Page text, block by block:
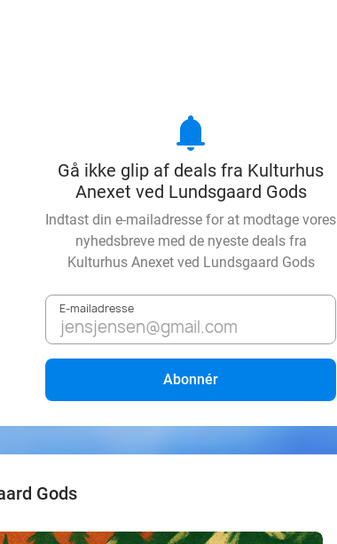
notifications
Gå ikke glip af deals fra Kulturhus
Anexet ved Lundsgaard Gods
Indtast din e-mailadresse for at modtage vores
nyhedsbreve med de nyeste deals fra
Kulturhus Anexet ved Lundsgaard Gods
E-mailadresse
Abonnér
Gods